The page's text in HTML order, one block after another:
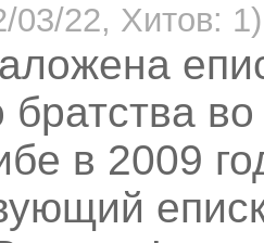
03/22, Хитов: 1)
братства
в 2009